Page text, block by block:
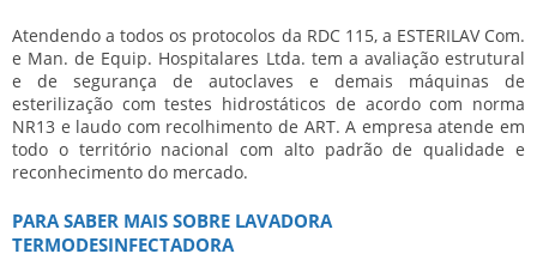
Atendendo a todos os protocolos da RDC 115, a ESTERILAV Com.
e Man. de Equip. Hospitalares Ltda. tem a avaliação estrutural
e de segurança de autoclaves e demais máquinas de
esterilização com testes hidrostáticos de acordo com norma
NR13 e laudo com recolhimento de ART. A empresa atende em
todo o território nacional com alto padrão de qualidade e
reconhecimento do mercado.
PARA SABER MAIS SOBRE LAVADORA
TERMODESINFECTADORA